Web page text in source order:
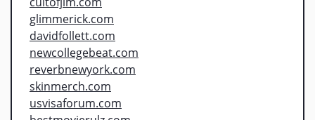
glimmerick.com
davidfollett.com
newcollegebeat.com
reverbnewyork.com
skinmerch.com
usvisaforum.com